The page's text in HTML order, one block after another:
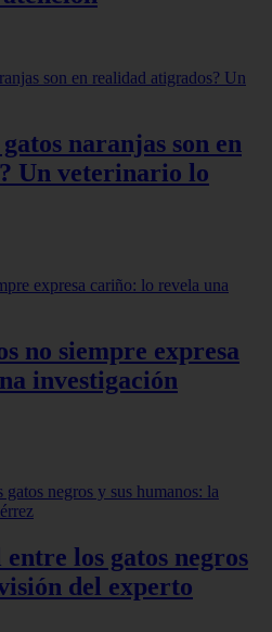
naranjas son en
Un veterinario lo
no siempre expresa
investigación
los gatos negros
del experto